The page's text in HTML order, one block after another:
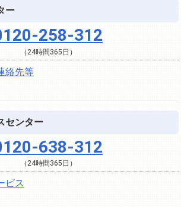
ー
258-312
（24時間365日）
絡先等
センター
638-312
（24時間365日）
ビス